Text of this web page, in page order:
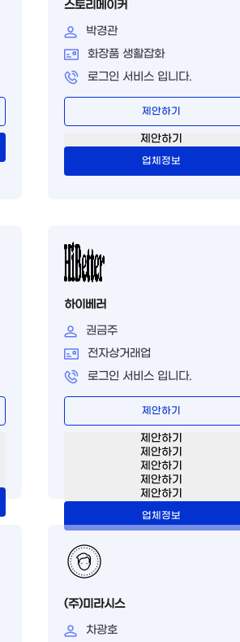
스토리메이커
박경관
화장품 생활잡화
로그인 서비스 입니다.
제안하기
제안하기
업체정보
하이베러
권금주
전자상거래업
로그인 서비스 입니다.
제안하기
제안하기
제안하기
제안하기
제안하기
제안하기
업체정보
(주)미라시스
차광호